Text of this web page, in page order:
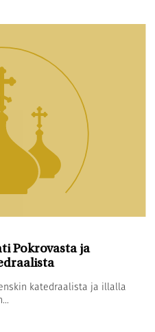
Pokrovasta ja
katedraalista ja illalla